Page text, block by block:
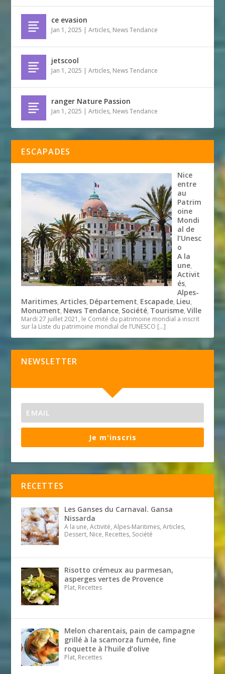
ce evasion
Jan 1, 2025 |Articles, News Tendance
jetscool
Jan 1, 2025 |Articles, News Tendance
ranger Nature Passion
Jan 1, 2025 |Articles, News Tendance
ESCAPADES
Nice
entre
au
Patrim
oine
Mondi
al de
l’Unesc
o
A la
une,
Activit
és,
Alpes-
Maritimes,Articles, Département, Escapade, Lieu,
Monument, News Tendance, Société, Tourisme,Ville
Mardi 27 juillet 2021, le Comité du patrimoine mondial a inscrit
sur la Liste du patrimoine mondial de l’UNESCO […]
NEWSLETTER
Je m'inscris
RECETTES
Les Ganses du Carnaval. Gansa
Nissarda
A la une, Activité, Alpes-Maritimes, Articles,
Dessert, Nice, Recettes, Société
Risotto crémeux au parmesan,
asperges vertes de Provence
Plat, Recettes
Melon charentais, pain de campagne
grillé à la scamorza fumée, fine
roquette à l’huile d’olive
Plat, Recettes